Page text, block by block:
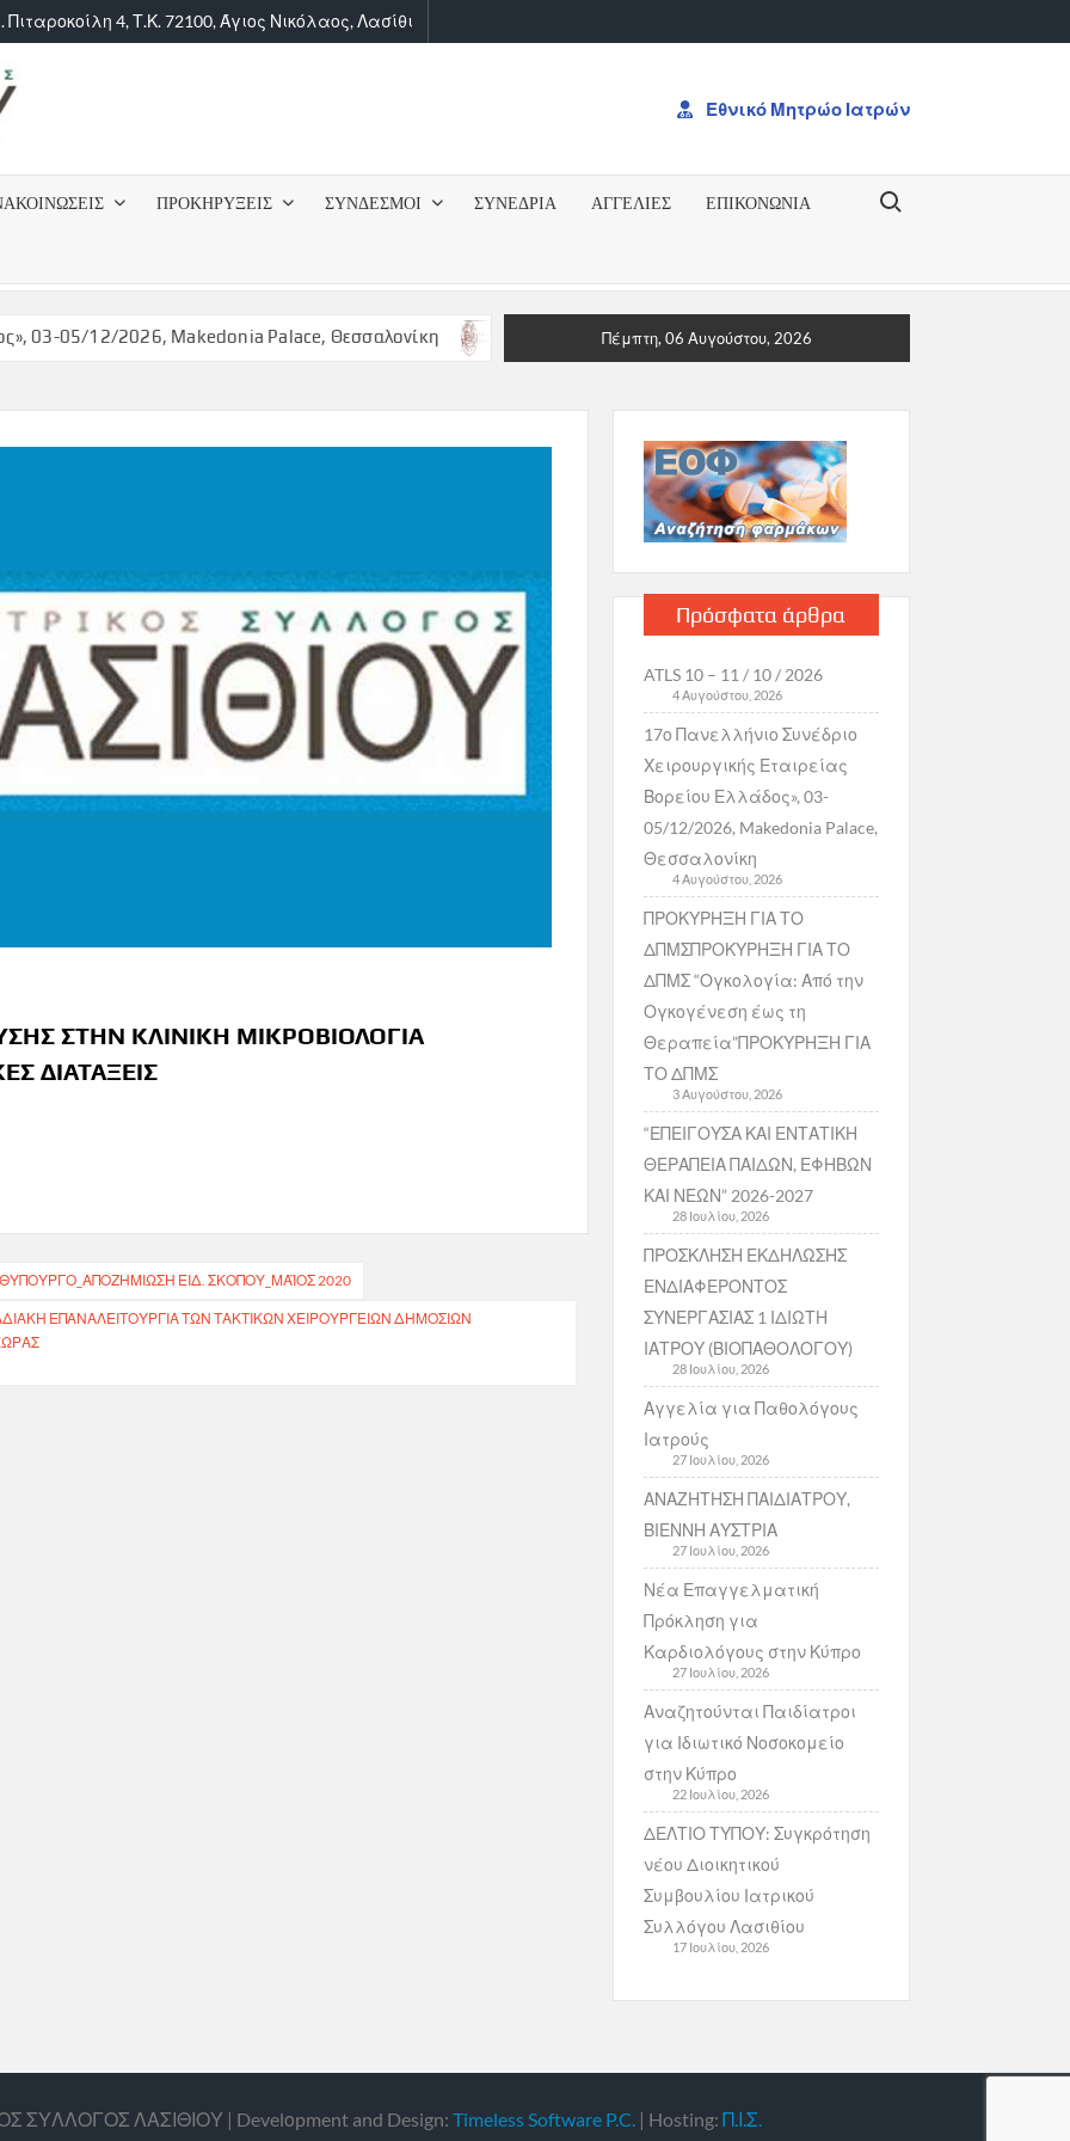
Πιταροκοίλη 4, Τ.Κ. 72100, Άγιος Νικόλαος, Λασίθι
ΣΥΛΛΟΓΟΣ
Εθνικό Μητρώο Ιατρών
ΠΡΟΚΗΡΥΞΕΙΣ ΣΥΝΔΕΣΜΟΙ ΣΥΝΕΔΡΙΑ ΑΓΓΕΛΙΕΣ ΕΠΙΚΟΝΩΝΊΑ
Search for:
05/12/2026, Makedonia Palace, Θεσσαλονίκη ΠΡΟΚΥΡΗΞΗ ΓΙΑ ΤΟ ΔΠΜΣΠΡΟΚΥΡΗΞΗ ΓΙΑ ΤΟ ΔΠΜΣ “Ογκολογία: Από
Πέμπτη, 06 Αυγούστου, 2026
ΣΤΗΝ ΚΛΙΝΙΚΗ ΜΙΚΡΟΒΙΟΛΟΓΙΑ
ΔΙΑΤΑΞΕΙΣ
ΕΙΔ. ΣΚΟΠΟΥ_ΜΑΪΟΣ 2020
ΕΠΑΝΑΛΕΙΤΟΥΡΓΊΑ ΤΩΝ ΤΑΚΤΙΚΏΝ ΧΕΙΡΟΥΡΓΕΊΩΝ ΔΗΜΌΣΙΩΝ
Πρόσφατα άρθρα
ATLS 10 – 11 / 10 / 2026
4 Αυγούστου, 2026
17ο Πανελλήνιο Συνέδριο
Χειρουργικής Εταιρείας
Βορείου Ελλάδος», 03-
05/12/2026, Makedonia Palace,
Θεσσαλονίκη
4 Αυγούστου, 2026
ΠΡΟΚΥΡΗΞΗ ΓΙΑ ΤΟ
ΔΠΜΣΠΡΟΚΥΡΗΞΗ ΓΙΑ ΤΟ
ΔΠΜΣ “Ογκολογία: Από την
Ογκογένεση έως τη
Θεραπεία”ΠΡΟΚΥΡΗΞΗ ΓΙΑ
ΤΟ ΔΠΜΣ
3 Αυγούστου, 2026
“ΕΠΕΙΓΟΥΣΑ ΚΑΙ ΕΝΤΑΤΙΚΗ
ΘΕΡΑΠΕΙΑ ΠΑΙΔΩΝ, ΕΦΗΒΩΝ
ΚΑΙ ΝΕΩΝ” 2026-2027
28 Ιουλίου, 2026
ΠΡΟΣΚΛΗΣΗ ΕΚΔΗΛΩΣΗΣ
ΕΝΔΙΑΦΕΡΟΝΤΟΣ
ΣΥΝΕΡΓΑΣΙΑΣ 1 ΙΔΙΩΤΗ
ΙΑΤΡΟΥ (ΒΙΟΠΑΘΟΛΟΓΟΥ)
28 Ιουλίου, 2026
Αγγελία για Παθολόγους
Ιατρούς
27 Ιουλίου, 2026
ΑΝΑΖΗΤΗΣΗ ΠΑΙΔΙΑΤΡΟΥ,
ΒΙΕΝΝΗ ΑΥΣΤΡΙΑ
27 Ιουλίου, 2026
Νέα Επαγγελματική
Πρόκληση για
Καρδιολόγους στην Κύπρο
27 Ιουλίου, 2026
Αναζητούνται Παιδίατροι
για Ιδιωτικό Νοσοκομείο
στην Κύπρο
22 Ιουλίου, 2026
ΔΕΛΤΙΟ ΤΥΠΟΥ: Συγκρότηση
νέου Διοικητικού
Συμβουλίου Ιατρικού
Συλλόγου Λασιθίου
17 Ιουλίου, 2026
ΣΥΛΛΟΓΟΣ ΛΑΣΙΘΙΟΥ | Develοpment and Design: Timeless Software P.C. | Hosting: Π.Ι.Σ.